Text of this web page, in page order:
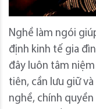
Nghề làm ngói
định kinh tế gia
đây luôn tâm niệm
tiên, cần lưu giữ
nghề, chính